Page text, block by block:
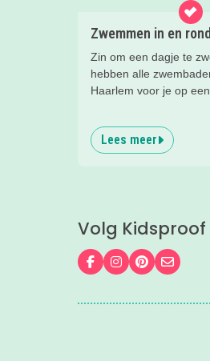
Zwemmen in en
Zin om een dagje te
hebben alle
Haarlem voor je op
en tussen simpele
echte zwemparadijzen.
Lees meer
Volg
Volg ons op Facebook
Volg ons op
Volg ons op
Mail ons